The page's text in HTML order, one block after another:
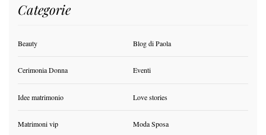
Categorie
Beauty Blog di Paola
Cerimonia Donna Eventi
Idee matrimonio Love stories
Matrimoni vip Moda Sposa